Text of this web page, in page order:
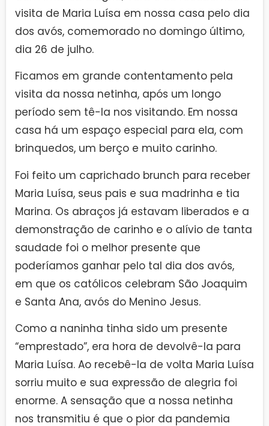
visita de Maria Luísa em nossa casa pelo dia
dos avós, comemorado no domingo último,
dia 26 de julho.
Ficamos em grande contentamento pela
visita da nossa netinha, após um longo
período sem tê-la nos visitando. Em nossa
casa há um espaço especial para ela, com
brinquedos, um berço e muito carinho.
Foi feito um caprichado brunch para receber
Maria Luísa, seus pais e sua madrinha e tia
Marina. Os abraços já estavam liberados e a
demonstração de carinho e o alívio de tanta
saudade foi o melhor presente que
poderíamos ganhar pelo tal dia dos avós,
em que os católicos celebram São Joaquim
e Santa Ana, avós do Menino Jesus.
Como a naninha tinha sido um presente
“emprestado”, era hora de devolvê-la para
Maria Luísa. Ao recebê-la de volta Maria Luísa
sorriu muito e sua expressão de alegria foi
enorme. A sensação que a nossa netinha
nos transmitiu é que o pior da pandemia